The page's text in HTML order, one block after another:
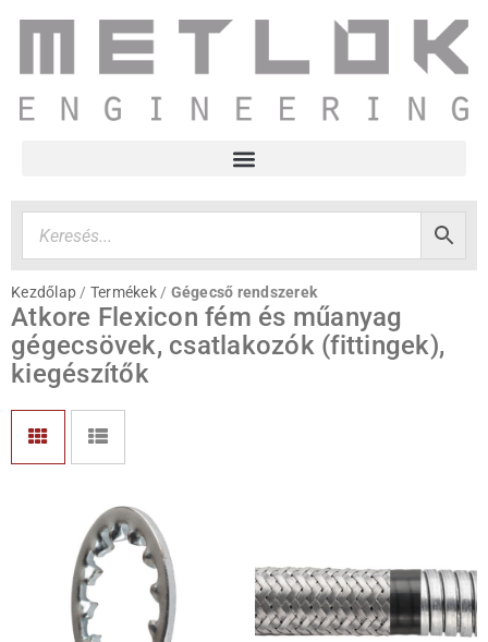
Kezdőlap / Termékek/ Gégecső rendszerek
Atkore Flexicon fém és műanyag
gégecsövek, csatlakozók (fittingek),
kiegészítők